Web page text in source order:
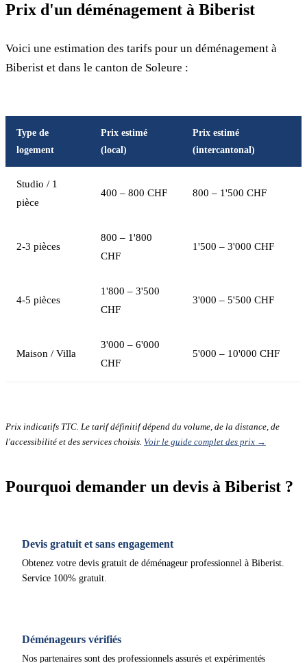
Prix d'un déménagement à Biberist
Voici une estimation des tarifs pour un déménagement à
Biberist et dans le canton de Soleure :
Type de
logement
Prix estimé
(local)
Prix estimé
(intercantonal)
Studio / 1
pièce
400 – 800 CHF 800 – 1'500 CHF
2-3 pièces
800 – 1'800
CHF
1'500 – 3'000 CHF
4-5 pièces
1'800 – 3'500
CHF
3'000 – 5'500 CHF
Maison / Villa
3'000 – 6'000
CHF
5'000 – 10'000 CHF
Prix indicatifs TTC. Le tarif définitif dépend du volume, de la distance, de
l'accessibilité et des services choisis. Voir le guide complet des prix →
Pourquoi demander un devis à Biberist ?
Devis gratuit et sans engagement
Obtenez votre devis gratuit de déménageur professionnel à Biberist.
Service 100% gratuit.
Déménageurs vérifiés
Nos partenaires sont des professionnels assurés et expérimentés